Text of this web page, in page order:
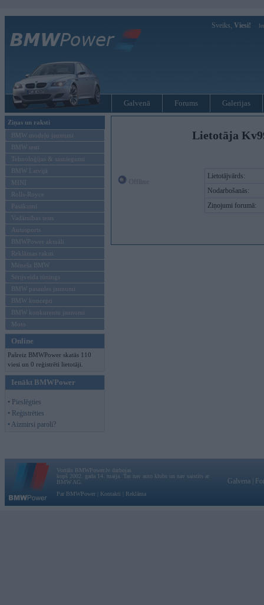
Sveiks, Viesi!
Galvenā Forums Galerijas
Ziņas un raksti
BMW modeļu jaunumi
BMW testi
Tehnoloģijas & sasniegumi
BMW Latvijā
MINI
Rolls-Royce
Pasākumi
Vadāmības tests
Autosports
BMWPower aktuāli
Reklāmas raksti
Mēneša BMW
Sērijveida tūnings
BMW pasaules jaunumi
BMW koncepti
BMW konkurentu jaunumi
Moto
Online
Pašreiz BMWPower skatās 110
viesi un 0 reģistrēti lietotāji.
Ienākt BMWPower
• Pieslēgties
• Reģistrēties
• Aizmirsi paroli?
Lietotāja
Lietotājvārds:
Nodarbošanās:
Ziņojumi forumā:
Vortāls BMWPower.lv darbojas
kopš 2002. gada 14. maija. Tas nav auto klubs un nav saistīts ar
BMW AG.
Par BMWPower
Kontakti Reklāma
Galvena